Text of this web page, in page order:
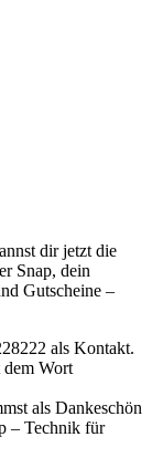
dir jetzt die
Snap, dein
Gutscheine –
als Kontakt.
Wort
als Dankeschön
– Technik für